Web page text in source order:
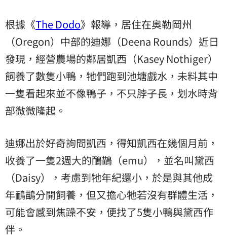
根據《The Dodo》報導，居住在奧勒岡州
（Oregon）中部的迪娜（Deena Rounds）近日
發現，經營農場的鄰居凱西（Kasey Nothiger）
飼養了數隻小鴨，牠們跑到池塘戲水，未料其中
一隻看起來並不像鴨子，不只脖子長，划水時背
部微微隆起。
迪娜出於好奇詢問凱西，得知凱西在幾個月前，
收養了一隻2週大的鴯鶓（emu），並名叫黛西
（Daisy），考慮到牠年紀還小，於是與其他成
年鴯鶓分開飼養，但又擔心牠若沒有群體生活，
可能會感到焦躁不安，便找了5隻小鴨與黛西作
伴。